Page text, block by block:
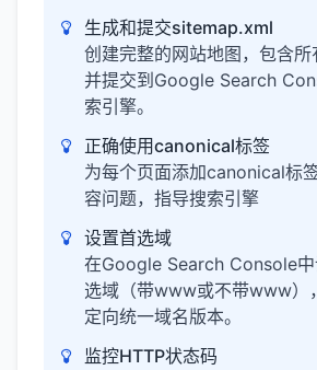
生成和提交sitemap.xml
创建完整的网站地图，包含所
并提交到Google Search
索引擎。
正确使用canonical标签
为每个页面添加canonical标
容问题，指导搜索引擎
设置首选域
在Google Search Console
选域（带www或不带www）
定向统一域名版本。
监控HTTP状态码